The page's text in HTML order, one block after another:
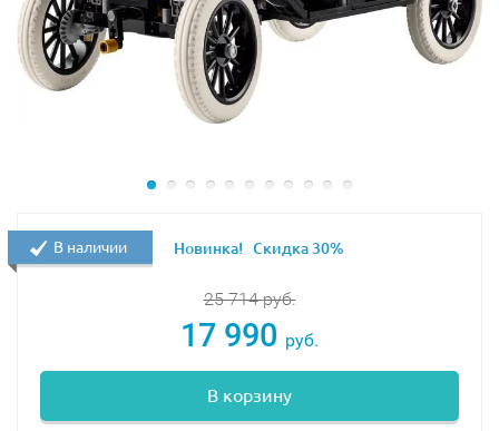
25 714руб.
17 990 руб.
В корзину
В наличии Новинка! Скидка 30%